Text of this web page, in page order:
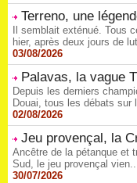
Terreno, une
Il semblait exténué. Tous
hier, après deux jours de
03/08/2026
Palavas, la vague
Depuis les derniers
Douai, tous les débats sur
02/08/2026
Jeu provençal, la
Ancêtre de la pétanque et
Sud, le jeu provençal
30/07/2026